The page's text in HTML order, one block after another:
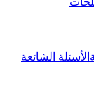
الأسئلة الشائعة